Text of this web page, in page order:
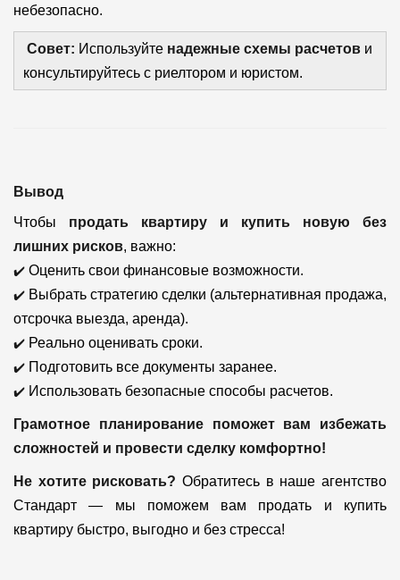
небезопасно.
Совет: Используйте надежные схемы расчетов и
консультируйтесь с риелтором и юристом.
Вывод
Чтобы продать квартиру и купить новую без
лишних рисков, важно:
✔️ Оценить свои финансовые возможности.
✔️ Выбрать стратегию сделки (альтернативная продажа,
отсрочка выезда, аренда).
✔️ Реально оценивать сроки.
✔️ Подготовить все документы заранее.
✔️ Использовать безопасные способы расчетов.
Грамотное планирование поможет вам избежать
сложностей и провести сделку комфортно!
Не хотите рисковать? Обратитесь в наше агентство
Стандарт — мы поможем вам продать и купить
квартиру быстро, выгодно и без стресса!